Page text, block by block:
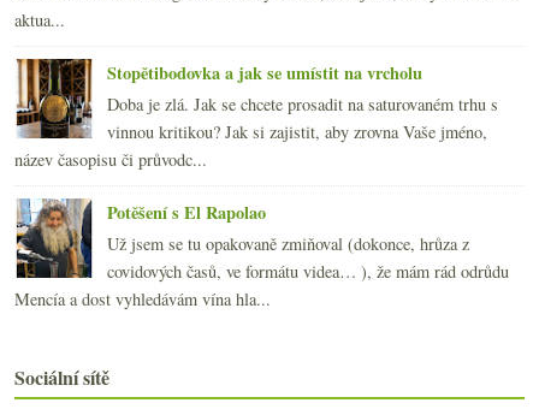
aktua...
Stopětibodovka a jak se umístit na vrcholu
Doba je zlá. Jak se chcete prosadit na saturovaném trhu s
vinnou kritikou? Jak si zajistit, aby zrovna Vaše jméno,
název časopisu či průvodc...
Potěšení s El Rapolao
Už jsem se tu opakovaně zmiňoval (dokonce, hrůza z
covidových časů, ve formátu videa… ), že mám rád odrůdu
Mencía a dost vyhledávám vína hla...
Sociální sítě